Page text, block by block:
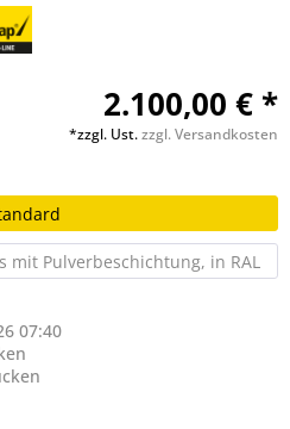
2.100,00 € *
*zzgl. Ust.zzgl. Versandkosten
mit Pulverbeschichtung, in RAL
07:40